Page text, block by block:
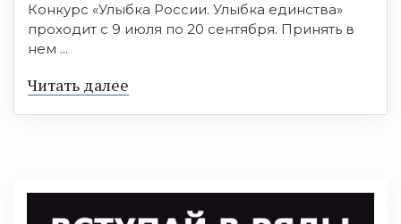
Конкурс «Улыбка России. Улыбка единства»
проходит с 9 июля по 20 сентября. Принять в
нем ...
Читать далее